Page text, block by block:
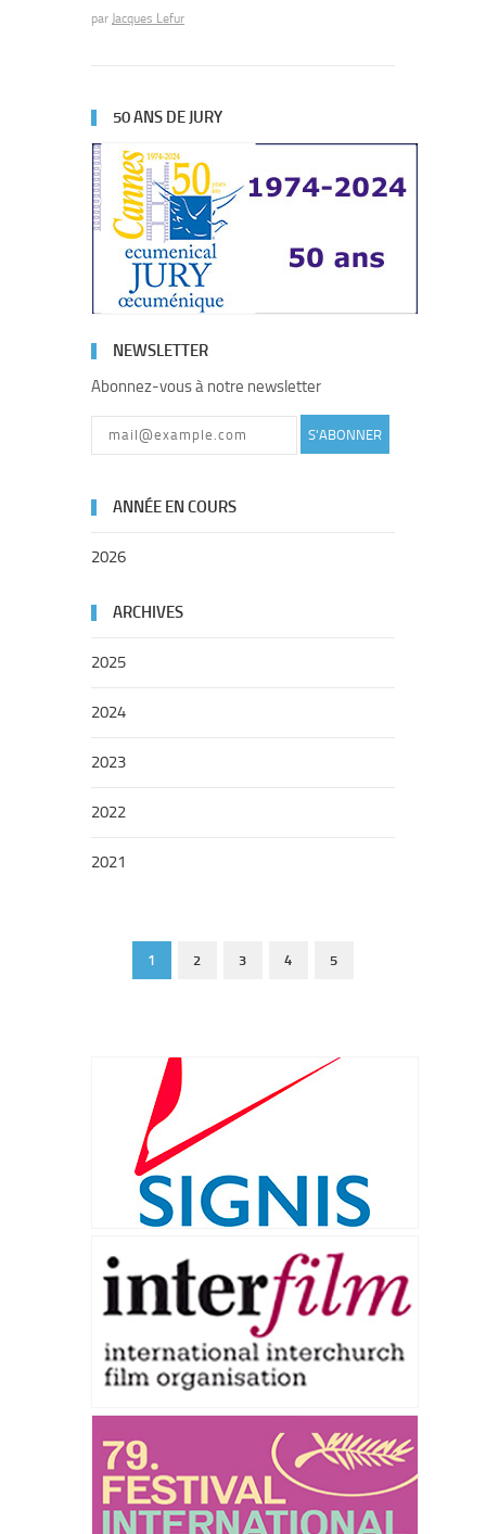
par Jacques Lefur
50 ANS DE JURY
NEWSLETTER
Abonnez-vous à notre newsletter
S'ABONNER
ANNÉE EN COURS
2026
ARCHIVES
2025
2024
2023
2022
2021
1 2 3 4 5